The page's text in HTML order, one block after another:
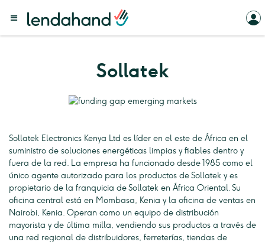
Sollatek
Sollatek Electronics Kenya Ltd es líder en el este de África en el
suministro de soluciones energéticas limpias y fiables dentro y
fuera de la red. La empresa ha funcionado desde 1985 como el
único agente autorizado para los productos de Sollatek y es
propietario de la franquicia de Sollatek en África Oriental. Su
oficina central está en Mombasa, Kenia y la oficina de ventas en
Nairobi, Kenia. Operan como un equipo de distribución
mayorista y de última milla, vendiendo sus productos a través de
una red regional de distribuidores, ferreterías, tiendas de